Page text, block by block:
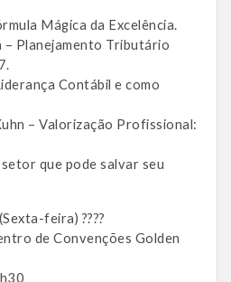
Mágica da Excelência.
– Planejamento Tributário
Contábil e como
– Valorização Profissional:
que pode salvar seu
feira) ????
de Convenções Golden